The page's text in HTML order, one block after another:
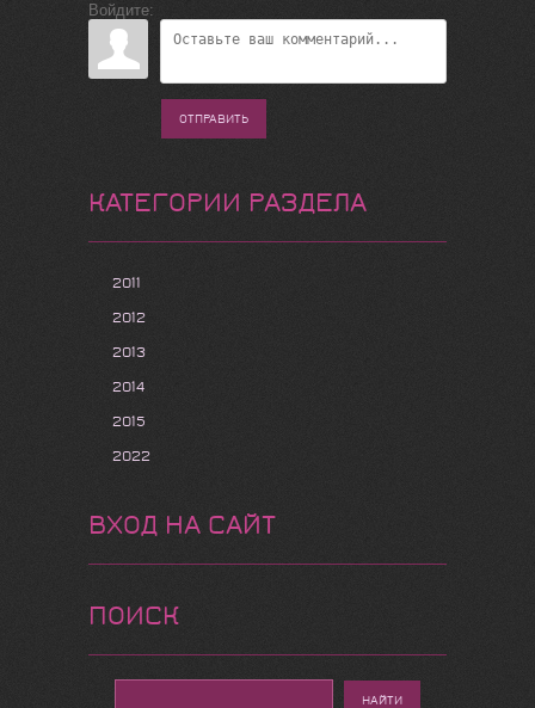
Войдите:
ОТПРАВИТЬ
КАТЕГОРИИ РАЗДЕЛА
2011
2012
2013
2014
2015
2022
ВХОД НА САЙТ
ПОИСК